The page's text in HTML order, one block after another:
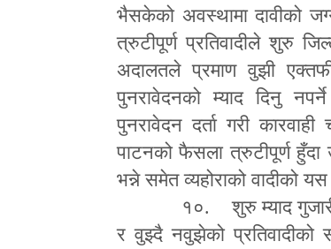
भैसकेको अवस्थामा दावीको
त्रुटीपूर्ण प्रतिवादीले शुरु
अदालतले प्रमाण वुझी
पुनरावेदनको म्याद दिनु
पुनरावेदन दर्ता गरी
पाटनको फैसला त्रुटीपूर्ण
भन्ने समेत व्यहोराको वादीको
१०. शुरु म्याद गुजारी
र वुझ्दै नवुझेको प्रतिवादीको